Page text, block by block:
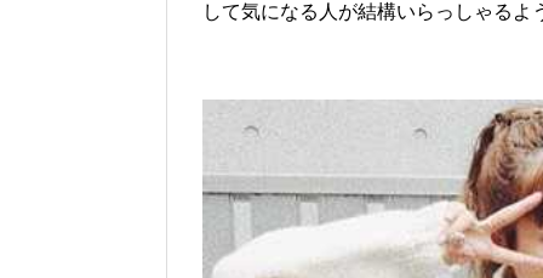
して気になる人が結構いらっしゃるよ